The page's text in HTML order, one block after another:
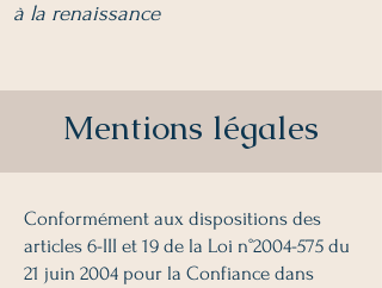
à la renaissance
Mentions légales
Conformément aux dispositions des
articles 6-III et 19 de la Loi n°2004-575 du
21 juin 2004 pour la Confiance dans